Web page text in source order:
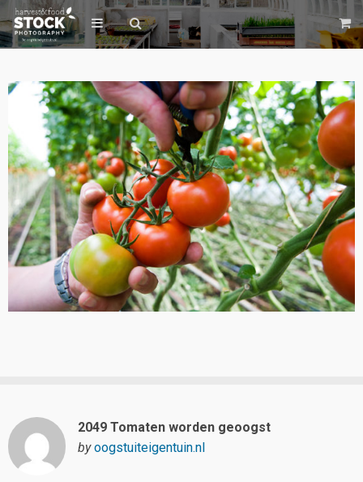
2049 Tomaten worden geoogst
by oogstuiteigentuin.nl